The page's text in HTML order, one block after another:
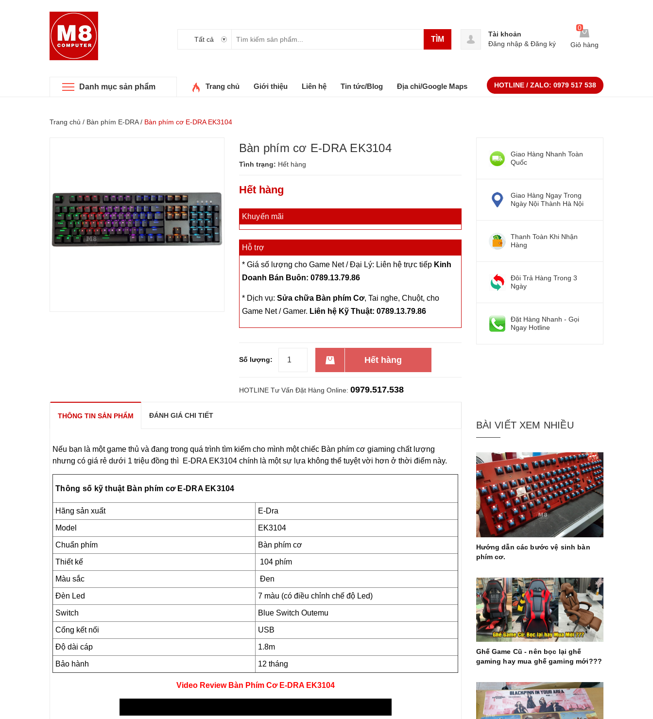
Tất cả TÌM
0
Giỏ hàng
Tài khoản
Đăng nhập & Đăng ký
Danh mục sản phẩm Trang chủ Giới thiệu Liên hệ Tin tức/Blog Địa chỉ/Google Maps HOTLINE / ZALO: 0979 517 538
Trang chủ / Bàn phím E-DRA / Bàn phím cơ E-DRA EK3104
Bàn phím cơ E-DRA EK3104
Tình trạng: Hết hàng
Hết hàng
Khuyến mãi
Hỗ trợ
* Giá số lượng cho Game Net / Đại Lý: Liên hệ trực tiếp Kinh
Doanh Bán Buôn: 0789.13.79.86
* Dịch vụ: Sửa chữa Bàn phím Cơ, Tai nghe, Chuột, cho
Game Net / Gamer. Liên hệ Kỹ Thuật: 0789.13.79.86
Số lượng: Hết hàng
HOTLINE Tư Vấn Đặt Hàng Online: 0979.517.538
Giao Hàng Nhanh Toàn
Quốc
Giao Hàng Ngay Trong
Ngày Nội Thành Hà Nội
Thanh Toàn Khi Nhận
Hàng
Đôi Trả Hàng Trong 3
Ngày
Đặt Hàng Nhanh - Gọi
Ngay Hotline
THÔNG TIN SẢN PHẨM ĐÁNH GIÁ CHI TIẾT
Nếu bạn là một game thủ và đang trong quá trình tìm kiếm cho mình một chiếc Bàn phím cơ giaming chất lượng
nhưng có giá rẻ dưới 1 triệu đồng thì E-DRA EK3104 chính là một sự lựa không thể tuyệt vời hơn ở thời điểm này.
Thông số kỹ thuật Bàn phím cơ E-DRA EK3104
Hãng sản xuất E-Dra
Model EK3104
Chuẩn phím Bàn phím cơ
Thiết kế 104 phím
Màu sắc Đen
Đèn Led 7 màu (có điều chỉnh chế độ Led)
Switch Blue Switch Outemu
Cổng kết nối USB
Độ dài cáp 1.8m
Bảo hành 12 tháng
Video Review Bàn Phím Cơ E-DRA EK3104
BÀI VIẾT XEM NHIỀU
Hướng dẫn các bước vệ sinh bàn
phím cơ.
Ghế Game Cũ - nên bọc lại ghế
gaming hay mua ghế gaming mới???